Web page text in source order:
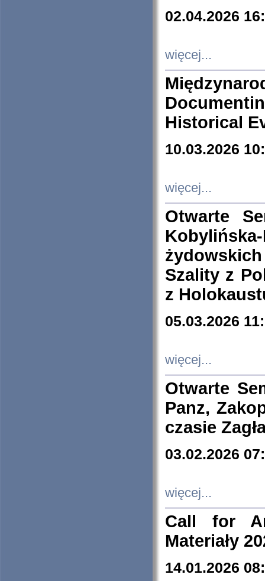
02.04.2026
więcej...
Historical
10.03.2026
więcej...
Otwarte
Szality z
z
05.03.2026
więcej...
Otwarte
Panz,
czasie
03.02.2026
więcej...
Call for
Materiały
14.01.2026